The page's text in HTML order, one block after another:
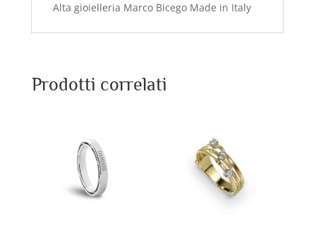
Alta gioielleria Marco Bicego Made in Italy
Prodotti correlati